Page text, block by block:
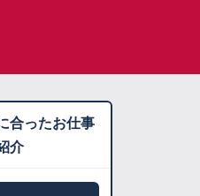
合ったお仕事
介